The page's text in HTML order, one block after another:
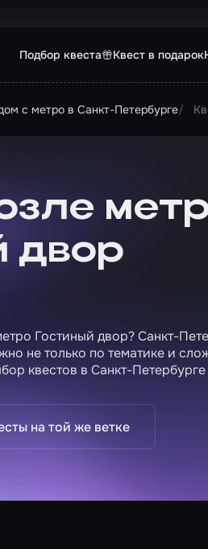
Подбор квеста Квест в подарок
с метро в Санкт-Петербурге
двор
Гостиный двор? Санкт-
не только по тематике и
квестов в Санкт-
на той же ветке